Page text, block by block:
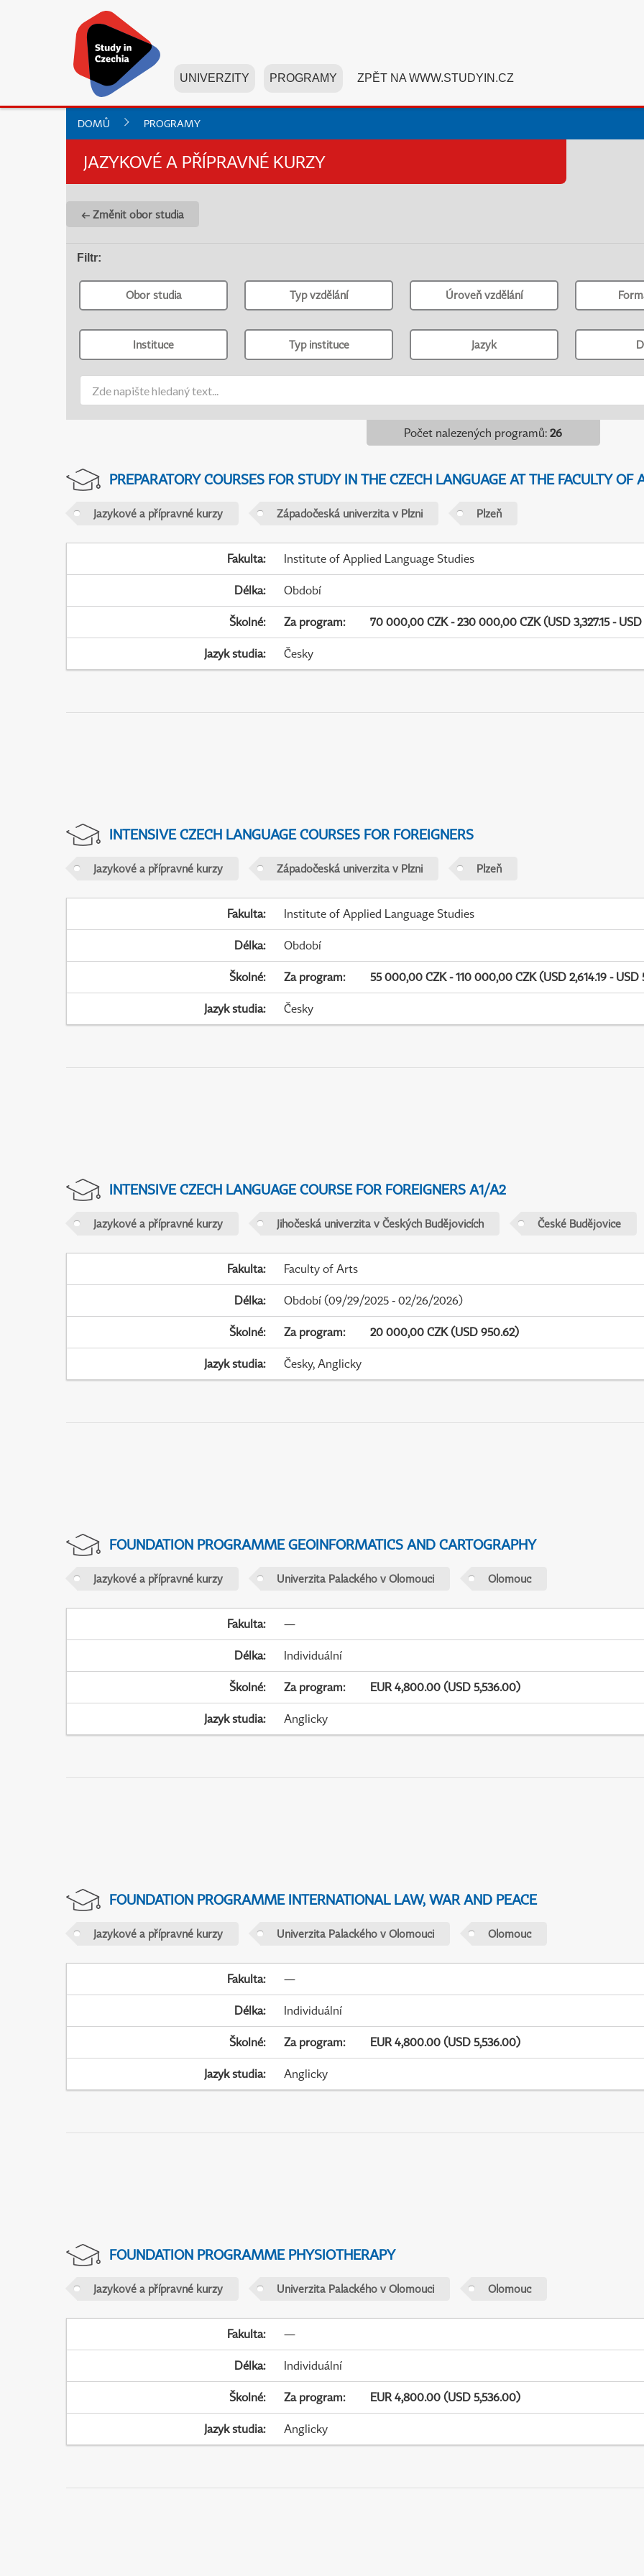
UNIVERZITY PROGRAMY ZPĚT NA WWW.STUDYIN.CZ
DOMŮ PROGRAMY
JAZYKOVÉ A PŘÍPRAVNÉ KURZY
← Změnit obor studia
Filtr:
Obor studia Typ vzdělání Úroveň vzdělání
Instituce Typ instituce Jazyk
Počet nalezených programů: 26
PREPARATORY COURSES FOR STUDY IN THE CZECH LANGUAGE AT THE FACULTY OF
Jazykové a přípravné kurzy Západočeská univerzita v Plzni Plzeň
Fakulta: Institute of Applied Language Studies
Délka: Období
Školné: Za program: 70 000,00 CZK - 230 000,00 CZK (USD 3,327.15 -
Jazyk studia: Česky
INTENSIVE CZECH LANGUAGE COURSES FOR FOREIGNERS
Jazykové a přípravné kurzy Západočeská univerzita v Plzni Plzeň
Fakulta: Institute of Applied Language Studies
Délka: Období
Školné: Za program: 55 000,00 CZK - 110 000,00 CZK (USD 2,614.19 - USD
Jazyk studia: Česky
INTENSIVE CZECH LANGUAGE COURSE FOR FOREIGNERS A1/A2
Jazykové a přípravné kurzy Jihočeská univerzita v Českých Budějovicích České Budějovice
Fakulta: Faculty of Arts
Délka: Období(09/29/2025 - 02/26/2026)
Školné: Za program: 20 000,00 CZK (USD 950.62)
Jazyk studia: Česky, Anglicky
FOUNDATION PROGRAMME GEOINFORMATICS AND CARTOGRAPHY
Jazykové a přípravné kurzy Univerzita Palackého v Olomouci Olomouc
Fakulta: —
Délka: Individuální
Školné: Za program: EUR 4,800.00 (USD 5,536.00)
Jazyk studia: Anglicky
FOUNDATION PROGRAMME INTERNATIONAL LAW, WAR AND PEACE
Jazykové a přípravné kurzy Univerzita Palackého v Olomouci Olomouc
Fakulta: —
Délka: Individuální
Školné: Za program: EUR 4,800.00 (USD 5,536.00)
Jazyk studia: Anglicky
FOUNDATION PROGRAMME PHYSIOTHERAPY
Jazykové a přípravné kurzy Univerzita Palackého v Olomouci Olomouc
Fakulta: —
Délka: Individuální
Školné: Za program: EUR 4,800.00 (USD 5,536.00)
Jazyk studia: Anglicky